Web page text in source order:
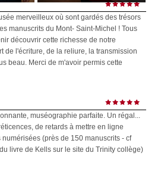
Toutes les infos pratiques
Horaires et accès
merveilleux où sont gardés des trésors
manuscrits du Mont- Saint-Michel ! Tous
découvrir cette richesse de notre
de l'écriture, de la reliure, la transmission
beau. Merci de m'avoir permis cette
muséographie parfaite. Un régal...
de retards à mettre en ligne
numérisées (près de 150 manuscrits - cf
livre de Kells sur le site du Trinity collège)